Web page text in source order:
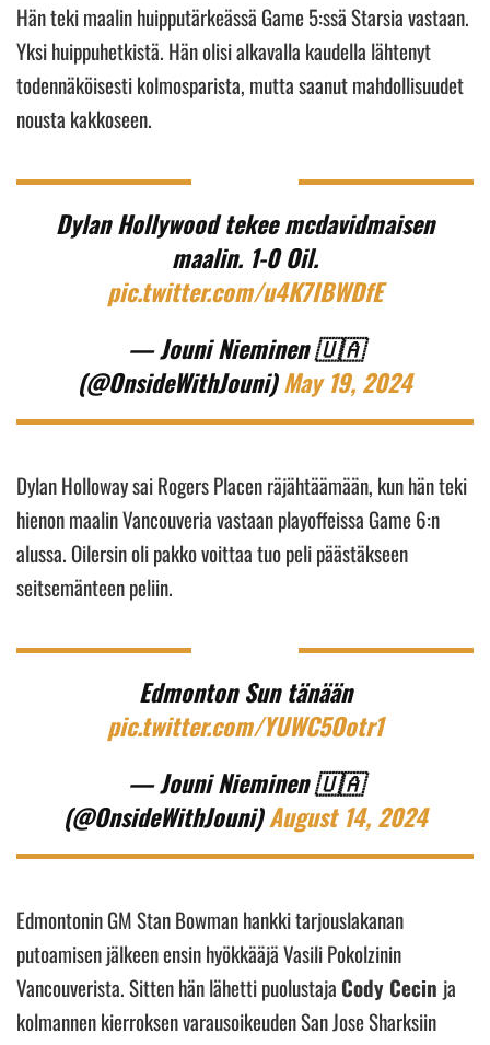
Hän teki maalin huipputärkeässä Game 5:ssä Starsia vastaan.
Yksi huippuhetkistä. Hän olisi alkavalla kaudella lähtenyt
todennäköisesti kolmosparista, mutta saanut mahdollisuudet
nousta kakkoseen.
Dylan Hollywood tekee mcdavidmaisen
maalin. 1-0 Oil.
pic.twitter.com/u4K7IBWDfE
— Jouni Nieminen 🇺🇦
(@OnsideWithJouni)May 19, 2024
Dylan Holloway sai Rogers Placen räjähtäämään, kun hän teki
hienon maalin Vancouveria vastaan playoffeissa Game 6:n
alussa. Oilersin oli pakko voittaa tuo peli päästäkseen
seitsemänteen peliin.
Edmonton Sun tänään
pic.twitter.com/YUWC5Ootr1
— Jouni Nieminen 🇺🇦
(@OnsideWithJouni)August 14, 2024
Edmontonin GM Stan Bowman hankki tarjouslakanan
putoamisen jälkeen ensin hyökkääjä Vasili Pokolzinin
Vancouverista. Sitten hän lähetti puolustaja Cody Cecin ja
kolmannen kierroksen varausoikeuden San Jose Sharksiin